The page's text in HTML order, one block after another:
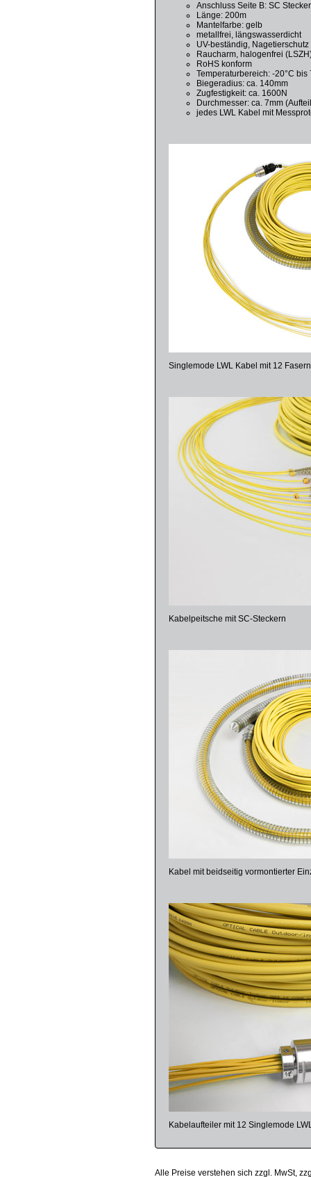
Anschluss Seite B: SC
Länge: 200m
Mantelfarbe: gelb
metallfrei, längswasserdicht
UV-beständig, Nagetierschutz
Raucharm, halogenfrei
RoHS konform
Temperaturbereich: -20°C bis
Biegeradius: ca. 140mm
Zugfestigkeit: ca. 1600N
Durchmesser: ca. 7mm
jedes LWL Kabel mit
Singlemode LWL Kabel mit 12
Kabelpeitsche mit SC-Steckern
Kabel mit beidseitig vormontierter
Kabelaufteiler mit 12 Singlemode
Alle Preise verstehen sich zzgl. MwSt,